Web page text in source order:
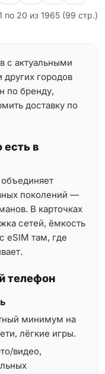
по 20 из 1965 (99 стр.)
с актуальными
других городов
по бренду,
доставку по
в
поколений —
В карточках
сетей, ёмкость
eSIM там, где
телефон
минимум на
лёгкие игры.
видео,